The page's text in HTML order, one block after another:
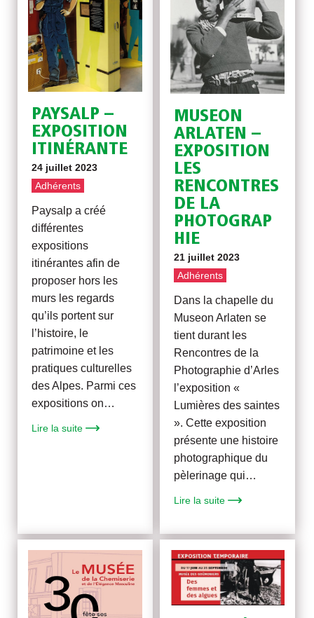
PAYSALP –
EXPOSITION
ITINÉRANTE
24 juillet 2023
Adhérents
Paysalp a créé
différentes
expositions
itinérantes afin de
proposer hors les
murs les regards
qu’ils portent sur
l’histoire, le
patrimoine et les
pratiques culturelles
des Alpes. Parmi ces
expositions on…
Lire la suite
MUSEON
ARLATEN –
EXPOSITION
LES
RENCONTRES
DE LA
PHOTOGRAP
HIE
21 juillet 2023
Adhérents
Dans la chapelle du
Museon Arlaten se
tient durant les
Rencontres de la
Photographie d’Arles
l’exposition «
Lumières des saintes
». Cette exposition
présente une histoire
photographique du
pèlerinage qui…
Lire la suite